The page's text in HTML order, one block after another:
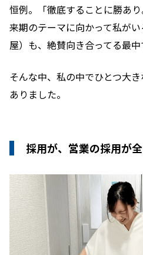
恒例。「徹底することに勝あ
来期のテーマに向かって私が
屋）も、絶賛向き合ってる最中
そんな中、私の中でひとつ大
ありました。
採用が、営業の採用が